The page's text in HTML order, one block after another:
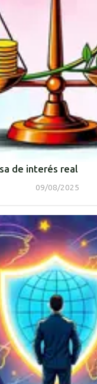
de interés real
09/08/2025